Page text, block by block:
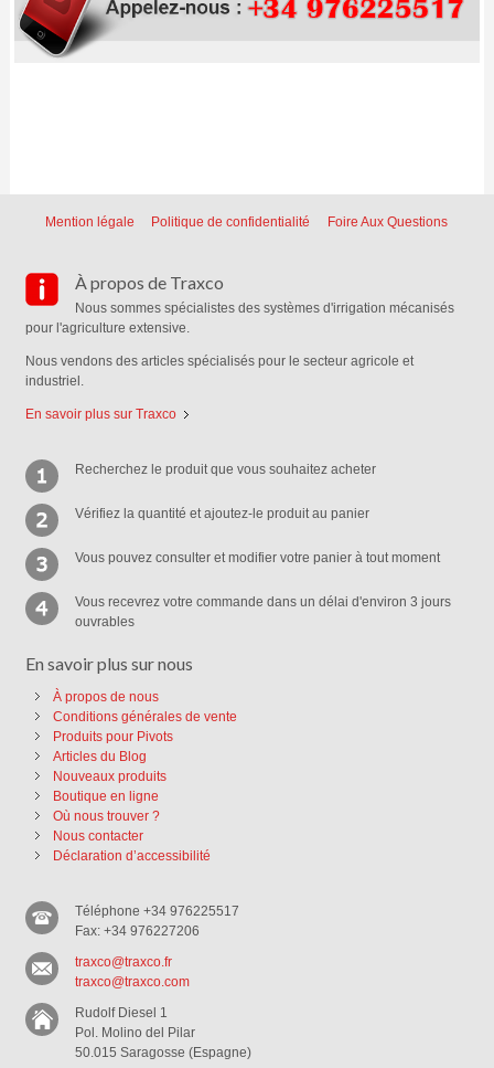
Mention légale Politique de confidentialité Foire Aux Questions
À propos de Traxco
Nous sommes spécialistes des systèmes d'irrigation mécanisés
pour l'agriculture extensive.
Nous vendons des articles spécialisés pour le secteur agricole et
industriel.
En savoir plus sur Traxco
Recherchez le produit que vous souhaitez acheter
Vérifiez la quantité et ajoutez-le produit au panier
Vous pouvez consulter et modifier votre panier à tout moment
Vous recevrez votre commande dans un délai d'environ 3 jours
ouvrables
En savoir plus sur nous
À propos de nous
Conditions générales de vente
Produits pour Pivots
Articles du Blog
Nouveaux produits
Boutique en ligne
Où nous trouver ?
Nous contacter
Déclaration d’accessibilité
Téléphone +34 976225517
Fax: +34 976227206
traxco@traxco.fr
traxco@traxco.com
Rudolf Diesel 1
Pol. Molino del Pilar
50.015 Saragosse (Espagne)